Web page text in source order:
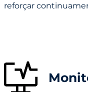
reforçar